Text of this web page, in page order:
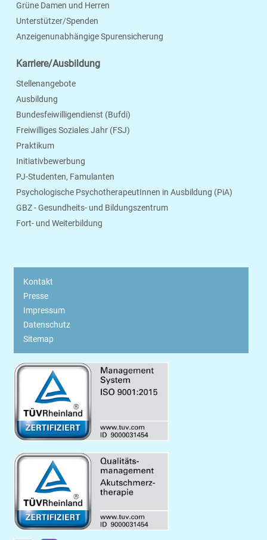
Grüne Damen und Herren
Unterstützer/Spenden
Anzeigenunabhängige Spurensicherung
Karriere/Ausbildung
Stellenangebote
Ausbildung
Bundesfeiwilligendienst (Bufdi)
Freiwilliges Soziales Jahr (FSJ)
Praktikum
Initiativbewerbung
PJ-Studenten, Famulanten
Psychologische PsychotherapeutInnen in Ausbildung (PiA)
GBZ - Gesundheits- und Bildungszentrum
Fort- und Weiterbildung
Kontakt
Presse
Impressum
Datenschutz
Sitemap